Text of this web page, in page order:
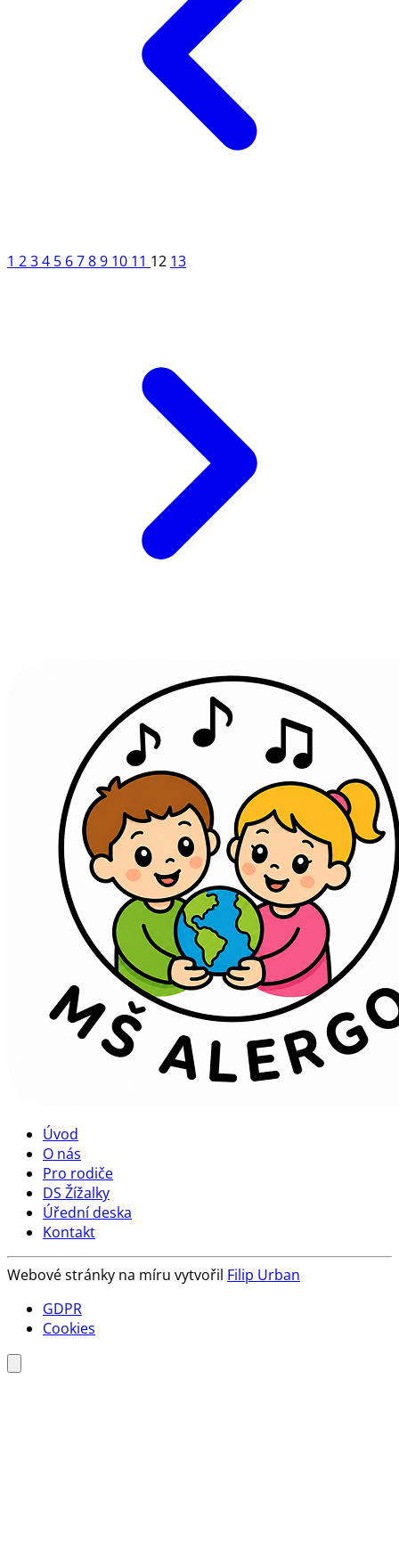
1 234 5 6789 10 11 12 13
Úvod
O nás
Pro rodiče
DS Žížalky
Úřední deska
Kontakt
Webové stránky na míru vytvořil Filip Urban
GDPR
Cookies